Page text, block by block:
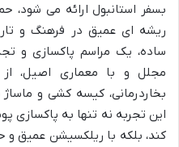
بسفر استانبول ارائه می شود،
ریشه ای عمیق در فرهنگ و
ساده، یک مراسم پاکسازی و
مجلل و با معماری اصیل،
بخاردرمانی، کیسه کشی و
این تجربه نه تنها به
کند، بلکه با ریلکسیشن عمیق و